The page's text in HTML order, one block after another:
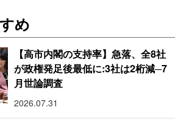
め
【高市内閣の支持率】急落、全8社
が政権発足後最低に:3社は2桁減─7
月世論調査
2026.07.31